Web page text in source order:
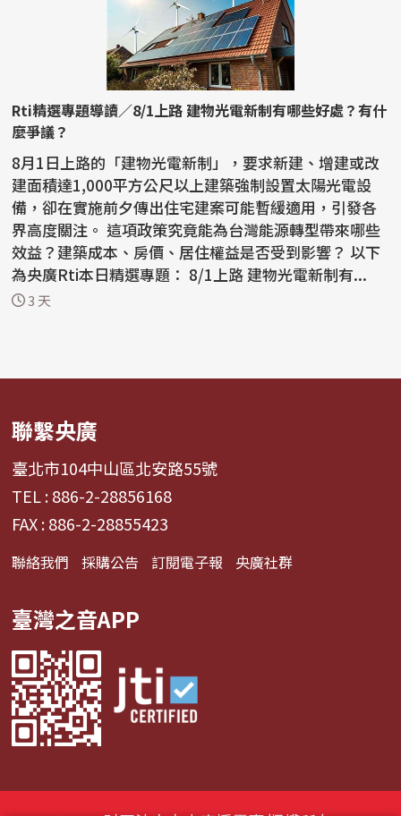
Rti精選專題導讀／8/1上路 建物光電新制有哪些好處？有什
麼爭議？
8月1日上路的「建物光電新制」，要求新建、增建或改
建面積達1,000平方公尺以上建築強制設置太陽光電設
備，卻在實施前夕傳出住宅建案可能暫緩適用，引發各
界高度關注。 這項政策究竟能為台灣能源轉型帶來哪些
效益？建築成本、房價、居住權益是否受到影響？ 以下
為央廣Rti本日精選專題： 8/1上路 建物光電新制有...
3 天
聯繫央廣
臺北市104中山區北安路55號
TEL : 886-2-28856168
FAX : 886-2-28855423
聯絡我們 採購公告 訂閱電子報 央廣社群
臺灣之音APP